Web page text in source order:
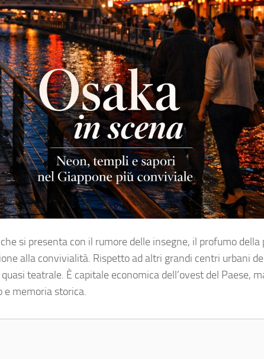
si presenta con il rumore delle insegne, il profumo della
alla convivialità. Rispetto ad altri grandi centri urbani
teatrale. È capitale economica dell’ovest del Paese,
e memoria storica.